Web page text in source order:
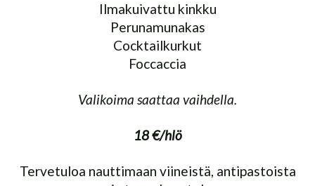
Ilmakuivattu kinkku
Perunamunakas
Cocktailkurkut
Foccaccia
Valikoima saattaa vaihdella.
18 €/hlö
Tervetuloa nauttimaan viineistä, antipastoista